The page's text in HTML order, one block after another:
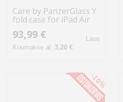
Care by PanzerGlass Y
fold case for iPad Air
generation) / iPad Air
11" 2024 (6th gene
93,99 €
Kuumakse al. 3,20 €
Laos
-10%